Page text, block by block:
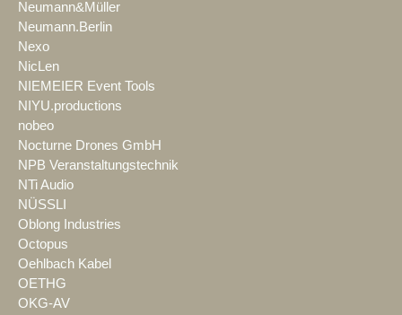
Neumann&Müller
Neumann.Berlin
Nexo
NicLen
NIEMEIER Event Tools
NIYU.productions
nobeo
Nocturne Drones GmbH
NPB Veranstaltungstechnik
NTi Audio
NÜSSLI
Oblong Industries
Octopus
Oehlbach Kabel
OETHG
OKG-AV